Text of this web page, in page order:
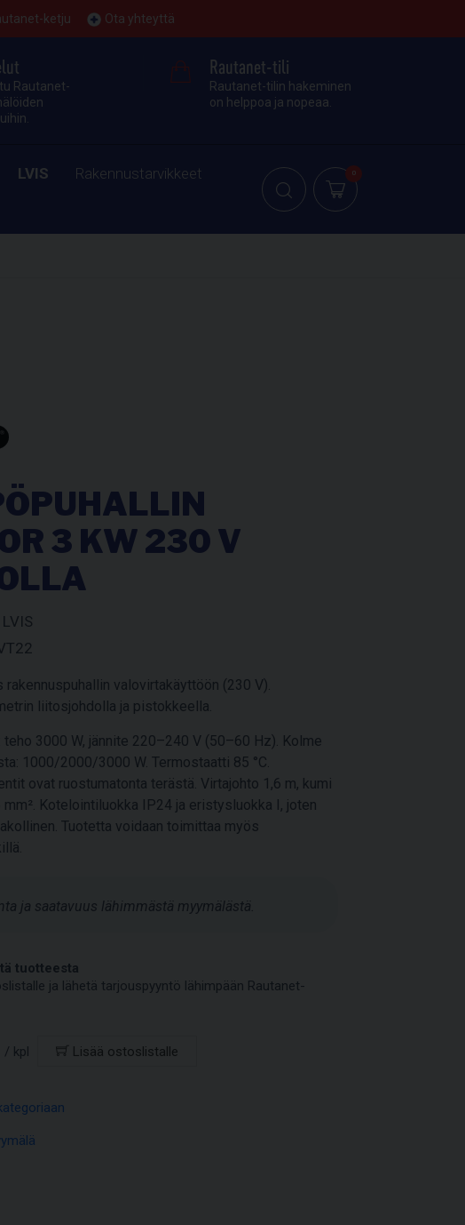
ketju Ota yhteyttä
Rautanet-
Rautanet-tili
Rautanet-tilin hakeminen
on helppoa ja nopeaa.
LVIS
Rakennustarvikkeet
0
3 KW 230 V
LVIS
rakennuspuhallin valovirtakäyttöön (230 V).
liitosjohdolla ja pistokkeella.
3000 W, jännite 220–240 V (50–60 Hz). Kolme
1000/2000/3000 W. Termostaatti 85 °C.
ovat ruostumatonta terästä. Virtajohto 1,6 m, kumi
mm². Kotelointiluokka IP24 ja eristysluokka I, joten
Tuotetta voidaan toimittaa myös
ja saatavuus lähimmästä myymälästä.
tuotteesta
ja lähetä tarjouspyyntö lähimpään Rautanet-
/ kpl Lisää ostoslistalle